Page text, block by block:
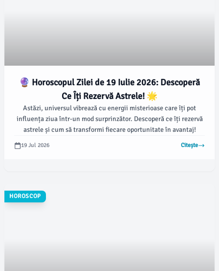
🔮 Horoscopul Zilei de 19 Iulie 2026: Descoperă
Ce Îți Rezervă Astrele! 🌟
Astăzi, universul vibrează cu energii misterioase care îți pot
influența ziua într-un mod surprinzător. Descoperă ce îți rezervă
astrele și cum să transformi fiecare oportunitate în avantaj!
19 Jul 2026 Citește
HOROSCOP